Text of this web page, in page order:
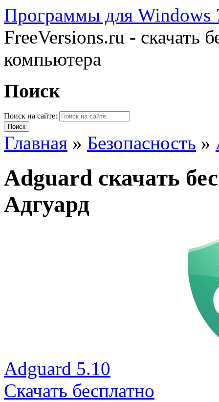
Программы для Windows
FreeVersions.ru - скачать
компьютера
Поиск
Поиск на сайте:
Главная » Безопасность »
Adguard скачать
Адгуард
Adguard 5.10
Скачать бесплатно